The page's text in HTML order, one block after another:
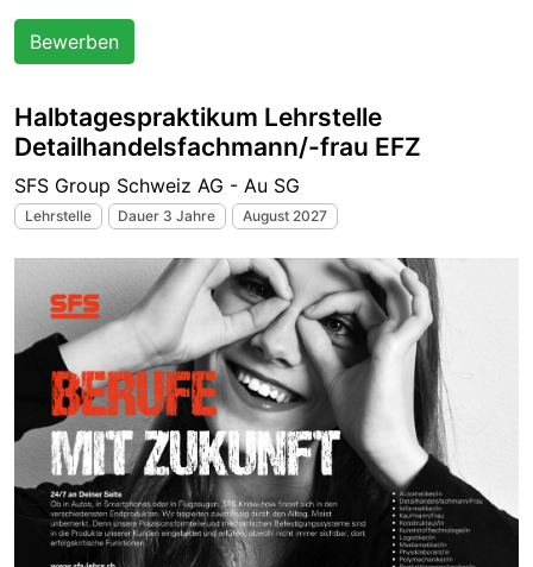
Bewerben
Halbtagespraktikum Lehrstelle
Detailhandelsfachmann/-frau EFZ
SFS Group Schweiz AG - Au SG
Lehrstelle Dauer 3 Jahre August 2027